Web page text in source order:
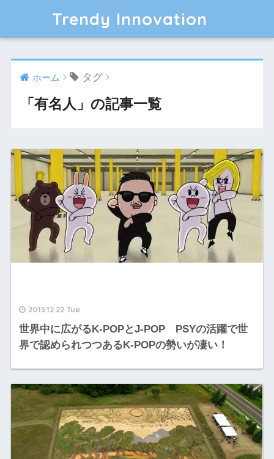
Trendy Innovation
ホーム タグ
「有名人」の記事一覧
2015.12.22 Tue
世界中に広がるK-POPとJ-POP PSYの活躍で世
界で認められつつあるK-POPの勢いが凄い！